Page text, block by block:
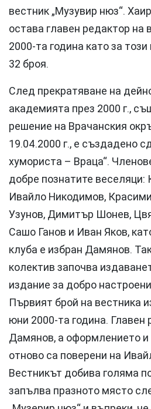
вестник „Музувир нюз“.
остава главен редактор на
2000-та година като за
32 броя.
След прекратяване на
академията през 2000 г.,
решение на Врачанския
19.04.2000 г., е създадено
хумориста – Враца“.
добре познатите
Ивайло Никодимов,
Узунов, Димитър Шонев,
Сашо Ганов и Иван Яков,
клуба е избран Дамянов.
колектив започва
издание за добро
Първият брой на вестника
юни 2000-та година.
Дамянов, а оформлението
отново са поверени на
Вестникът добива голяма
запълва празното място